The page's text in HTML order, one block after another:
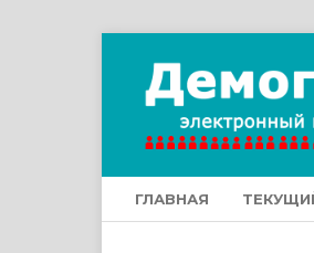
ГЛАВНАЯ